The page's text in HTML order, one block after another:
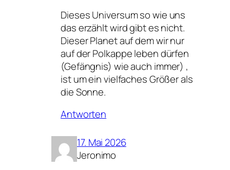
Dieses Universum so wie uns
das erzählt wird gibt es nicht.
Dieser Planet auf dem wir nur
auf der Polkappe leben dürfen
(Gefängnis) wie auch immer) ,
ist um ein vielfaches Größer als
die Sonne.
Antworten
17. Mai 2026
Jeronimo